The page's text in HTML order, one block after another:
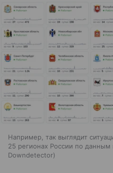
Например, так выглядит
25 регионах России по данным
Downdetector